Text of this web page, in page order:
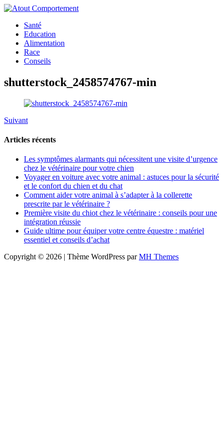
Santé
Education
Alimentation
Race
Conseils
shutterstock_2458574767-min
Suivant
Articles récents
Les symptômes alarmants qui nécessitent une visite d’urgence
chez le vétérinaire pour votre chien
Voyager en voiture avec votre animal : astuces pour la sécurité
et le confort du chien et du chat
Comment aider votre animal à s’adapter à la collerette
prescrite par le vétérinaire ?
Première visite du chiot chez le vétérinaire : conseils pour une
intégration réussie
Guide ultime pour équiper votre centre équestre : matériel
essentiel et conseils d’achat
Copyright © 2026 | Thème WordPress parMH Themes